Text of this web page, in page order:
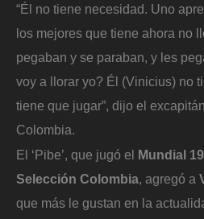
“Él no tiene necesidad. Uno
los mejores que tiene ahora no
pegaban y se paraban, y les
voy a llorar yo? Él (Vinicius) no
tiene que jugar”, dijo el
Colombia.
El ‘Pibe’, que jugó el Mundial
Selección Colombia, agregó a
que más le gustan en la